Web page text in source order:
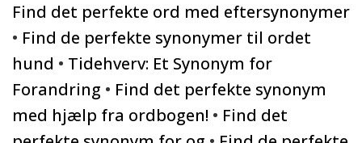
Find det perfekte ord med eftersynonymer
• Find de perfekte synonymer til ordet
hund • Tidehverv: Et Synonym for
Forandring • Find det perfekte synonym
med hjælp fra ordbogen! • Find det